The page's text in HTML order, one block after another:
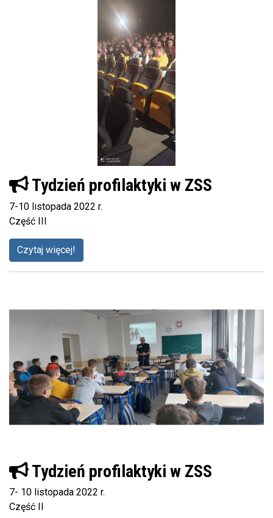
Tydzień profilaktyki w ZSS
7-10 listopada 2022 r.
Część III
Czytaj więcej!
Tydzień profilaktyki w ZSS
7- 10 listopada 2022 r.
Część II